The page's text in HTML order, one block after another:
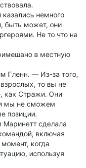
немного
быть может, они
Не то что на
в местную
Гленн. — Из-за того,
то вы не
как Стражи. Они
и мы не сможем
позиции.
сделала
включая
когда
используя